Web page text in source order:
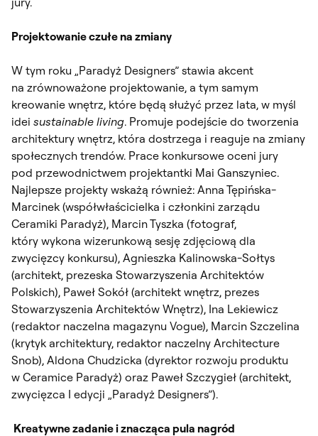
Projektowanie czułe na zmiany
W tym roku „Paradyż Designers” stawia akcent
na zrównoważone projektowanie, a tym samym
kreowanie wnętrz, które będą służyć przez lata, w myśl
idei sustainable living. Promuje podejście do tworzenia
architektury wnętrz, która dostrzega i reaguje na zmiany
społecznych trendów. Prace konkursowe oceni jury
pod przewodnictwem projektantki Mai Ganszyniec.
Najlepsze projekty wskażą również: Anna Tępińska-
Marcinek (współwłaścicielka i członkini zarządu
Ceramiki Paradyż), Marcin Tyszka (fotograf,
który wykona wizerunkową sesję zdjęciową dla
zwycięzcy konkursu), Agnieszka Kalinowska-Sołtys
(architekt, prezeska Stowarzyszenia Architektów
Polskich), Paweł Sokół (architekt wnętrz, prezes
Stowarzyszenia Architektów Wnętrz), Ina Lekiewicz
(redaktor naczelna magazynu Vogue), Marcin Szczelina
(krytyk architektury, redaktor naczelny Architecture
Snob), Aldona Chudzicka (dyrektor rozwoju produktu
w Ceramice Paradyż) oraz Paweł Szczygieł (architekt,
zwycięzca I edycji „Paradyż Designers”).
Kreatywne zadanie i znacząca pula nagród